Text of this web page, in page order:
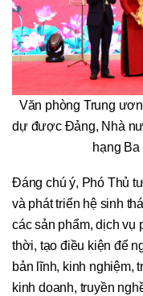
Văn phòng Trung
dự được Đảng, Nhà
hạng
Đáng chú ý, Phó Thủ
và phát triển hệ sinh
các sản phẩm, dịch vụ
thời, tạo điều kiện để
bản lĩnh, kinh nghiệm,
kinh doanh, truyền